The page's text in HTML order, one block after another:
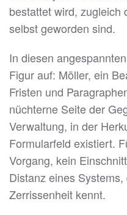
bestattet wird, zugleich
selbst geworden sind.
In diesen
Figur auf: Möller, ein
Fristen und
nüchterne Seite der
Verwaltung, in der
Formularfeld existiert.
Vorgang, kein
Distanz eines
Zerrissenheit kennt.